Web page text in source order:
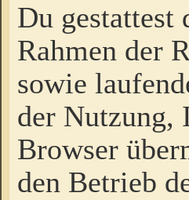
Du
Rahmen der
sowie
der Nutzung,
Browser
den Betrieb